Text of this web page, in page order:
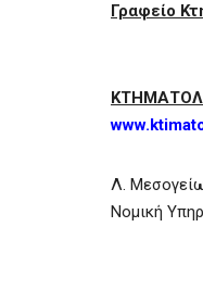
Γραφείο
Λ.
Νομική